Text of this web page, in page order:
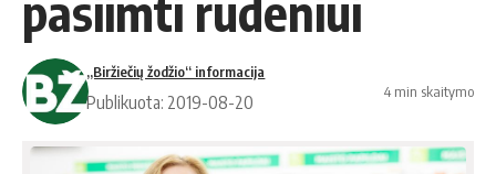
„Biržiečių žodžio“ informacija
Publikuota: 2019-08-20
4 min skaitymo